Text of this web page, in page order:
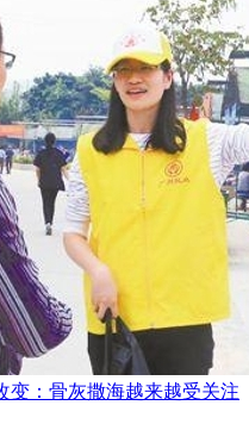
变：骨灰撒海越来越受关注